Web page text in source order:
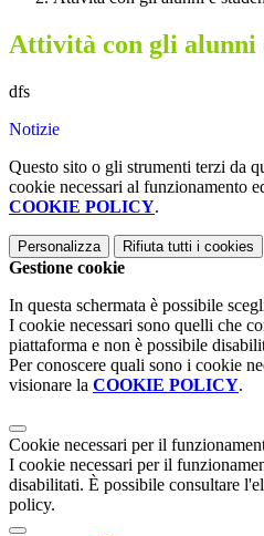
Attività con gli alunni
dfs
Notizie
Questo sito o gli strumenti terzi da
cookie necessari al funzionamento
COOKIE POLICY.
Personalizza Rifiuta tutti i cookies
Gestione cookie
In questa schermata è possibile
I cookie necessari sono quelli che
piattaforma e non è possibile
Per conoscere quali sono i cookie
visionare la COOKIE POLICY.
Cookie necessari per il
I cookie necessari per il
disabilitati. È possibile consultare
policy.